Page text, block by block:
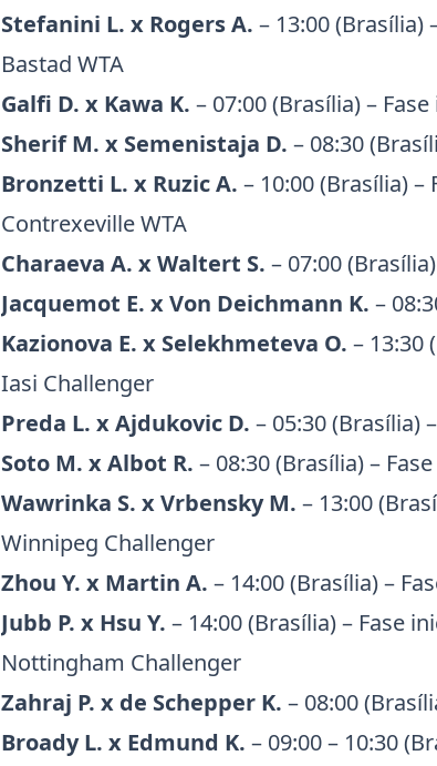
Stefanini L. x Rogers A. – 13:00 (Brasília)
Bastad WTA
Galfi D. x Kawa K. – 07:00 (Brasília) –
Sherif M. x Semenistaja D. – 08:30
Bronzetti L. x Ruzic A. – 10:00 (Brasília) –
Contrexeville WTA
Charaeva A. x Waltert S. – 07:00
Jacquemot E. x Von Deichmann K. –
Kazionova E. x Selekhmeteva O. – 13:30
Iasi Challenger
Preda L. x Ajdukovic D. – 05:30 (Brasília)
Soto M. x Albot R. – 08:30 (Brasília) –
Wawrinka S. x Vrbensky M. – 13:00
Winnipeg Challenger
Zhou Y. x Martin A. – 14:00 (Brasília) –
Jubb P. x Hsu Y. – 14:00 (Brasília) – Fase
Nottingham Challenger
Zahraj P. x de Schepper K. – 08:00
Broady L. x Edmund K. – 09:00 – 10:30